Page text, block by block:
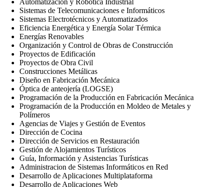
Sistemas de Telecomunicaciones e Informáticos
Sistemas Electrotécnicos y Automatizados
Eficiencia Energética y Energía Solar Térmica
Energías Renovables
Organización y Control de Obras de Construcción
Proyectos de Edificación
Proyectos de Obra Civil
Construcciones Metálicas
Diseño en Fabricación Mecánica
Óptica de anteojería (LOGSE)
Programación de la Producción en Fabricación Mecánica
Programación de la Producción en Moldeo de Metales y
Polímeros
Agencias de Viajes y Gestión de Eventos
Dirección de Cocina
Dirección de Servicios en Restauración
Gestión de Alojamientos Turísticos
Guía, Información y Asistencias Turísticas
Administracion de Sistemas Informáticos en Red
Desarrollo de Aplicaciones Multiplataforma
Desarrollo de Aplicaciones Web